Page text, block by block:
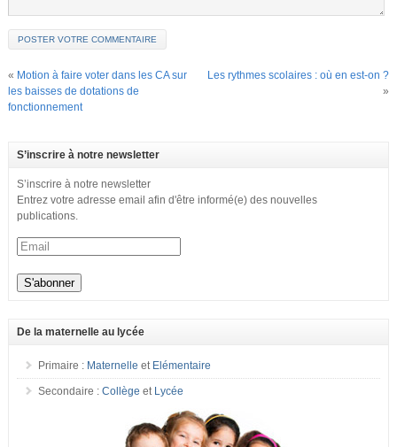
« Motion à faire voter dans les CA sur
les baisses de dotations de
fonctionnement
Les rythmes scolaires : où en est-on ?
»
S’inscrire à notre newsletter
S’inscrire à notre newsletter
Entrez votre adresse email afin d'être informé(e) des nouvelles
publications.
De la maternelle au lycée
Primaire : Maternelle et Elémentaire
Secondaire : Collège et Lycée